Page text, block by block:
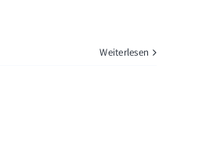
Weiterlesen